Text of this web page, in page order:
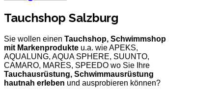
Tauchshop Salzburg
Sie wollen einen Tauchshop, Schwimmshop
mit Markenprodukte u.a. wie APEKS,
AQUALUNG, AQUA SPHERE, SUUNTO,
CAMARO, MARES, SPEEDO wo Sie Ihre
Tauchausrüstung, Schwimmausrüstung
hautnah erleben und ausprobieren können?